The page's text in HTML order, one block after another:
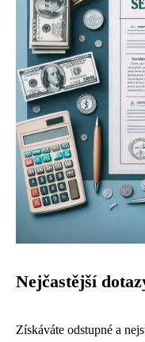
Nejčastější
Získáváte odstupné a